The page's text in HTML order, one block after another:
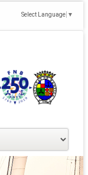
Select Language ▼